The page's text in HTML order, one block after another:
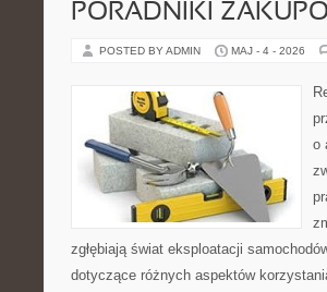
PORADNIKI
POSTED BY ADMIN MAJ - 4 - 2026
o
zgłębiają świat eksploatacji
dotyczące różnych aspektów